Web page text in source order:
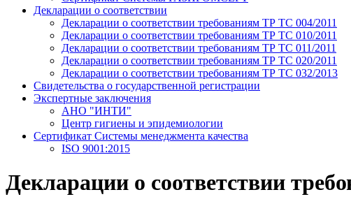
Декларации о соответствии
Декларации о соответствии требованиям ТР ТС 004/2011
Декларации о соответствии требованиям ТР ТС 010/2011
Декларации о соответствии требованиям ТР ТС 011/2011
Декларации о соответствии требованиям ТР ТС 020/2011
Декларации о соответствии требованиям ТР ТС 032/2013
Свидетельства о государственной регистрации
Экспертные заключения
АНО "ИНТИ"
Центр гигиены и эпидемиологии
Сертификат Системы менеджмента качества
ISO 9001:2015
Декларации о соответствии